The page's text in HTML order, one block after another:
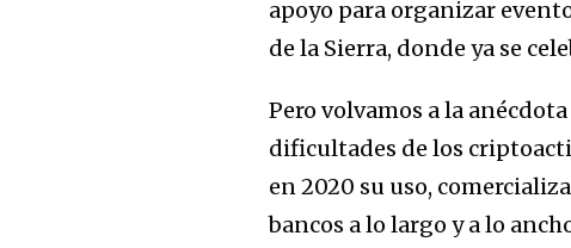
apoyo para organizar
de la Sierra, donde ya se
Pero volvamos a la
dificultades de los
en 2020 su uso,
bancos a lo largo y a lo